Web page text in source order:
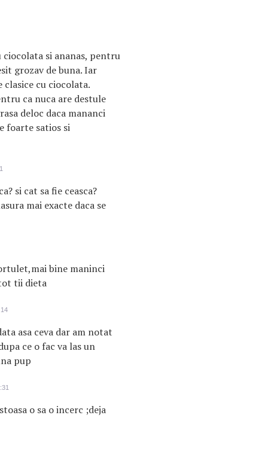
si ananas, pentru
grozav de buna. Iar
cu ciocolata.
ca nuca are destule
deloc daca mananci
foarte satios si
si cat sa fie ceasca?
mai exacte daca se
bine maninci
tii dieta
asa ceva dar am notat
ce o fac va las un
pup
o sa o incerc ;deja